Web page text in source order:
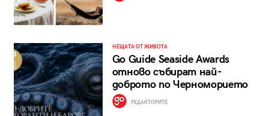
НЕЩАТА ОТ ЖИВОТА
Go Guide Seaside Awards
отново събират най-
доброто по Черноморието
РЕДАКТОРИТЕ